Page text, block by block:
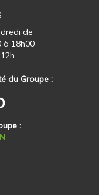
de
à 18h00
du Groupe :
: